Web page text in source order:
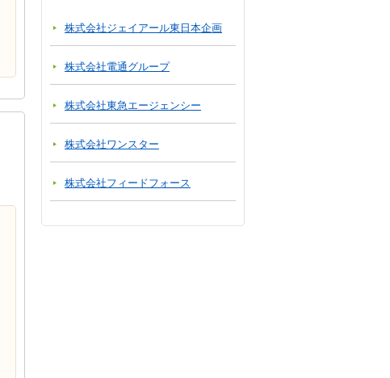
株式会社ジェイアール東日本企画
株式会社電通グループ
株式会社東急エージェンシー
株式会社ワンスター
株式会社フィードフォース